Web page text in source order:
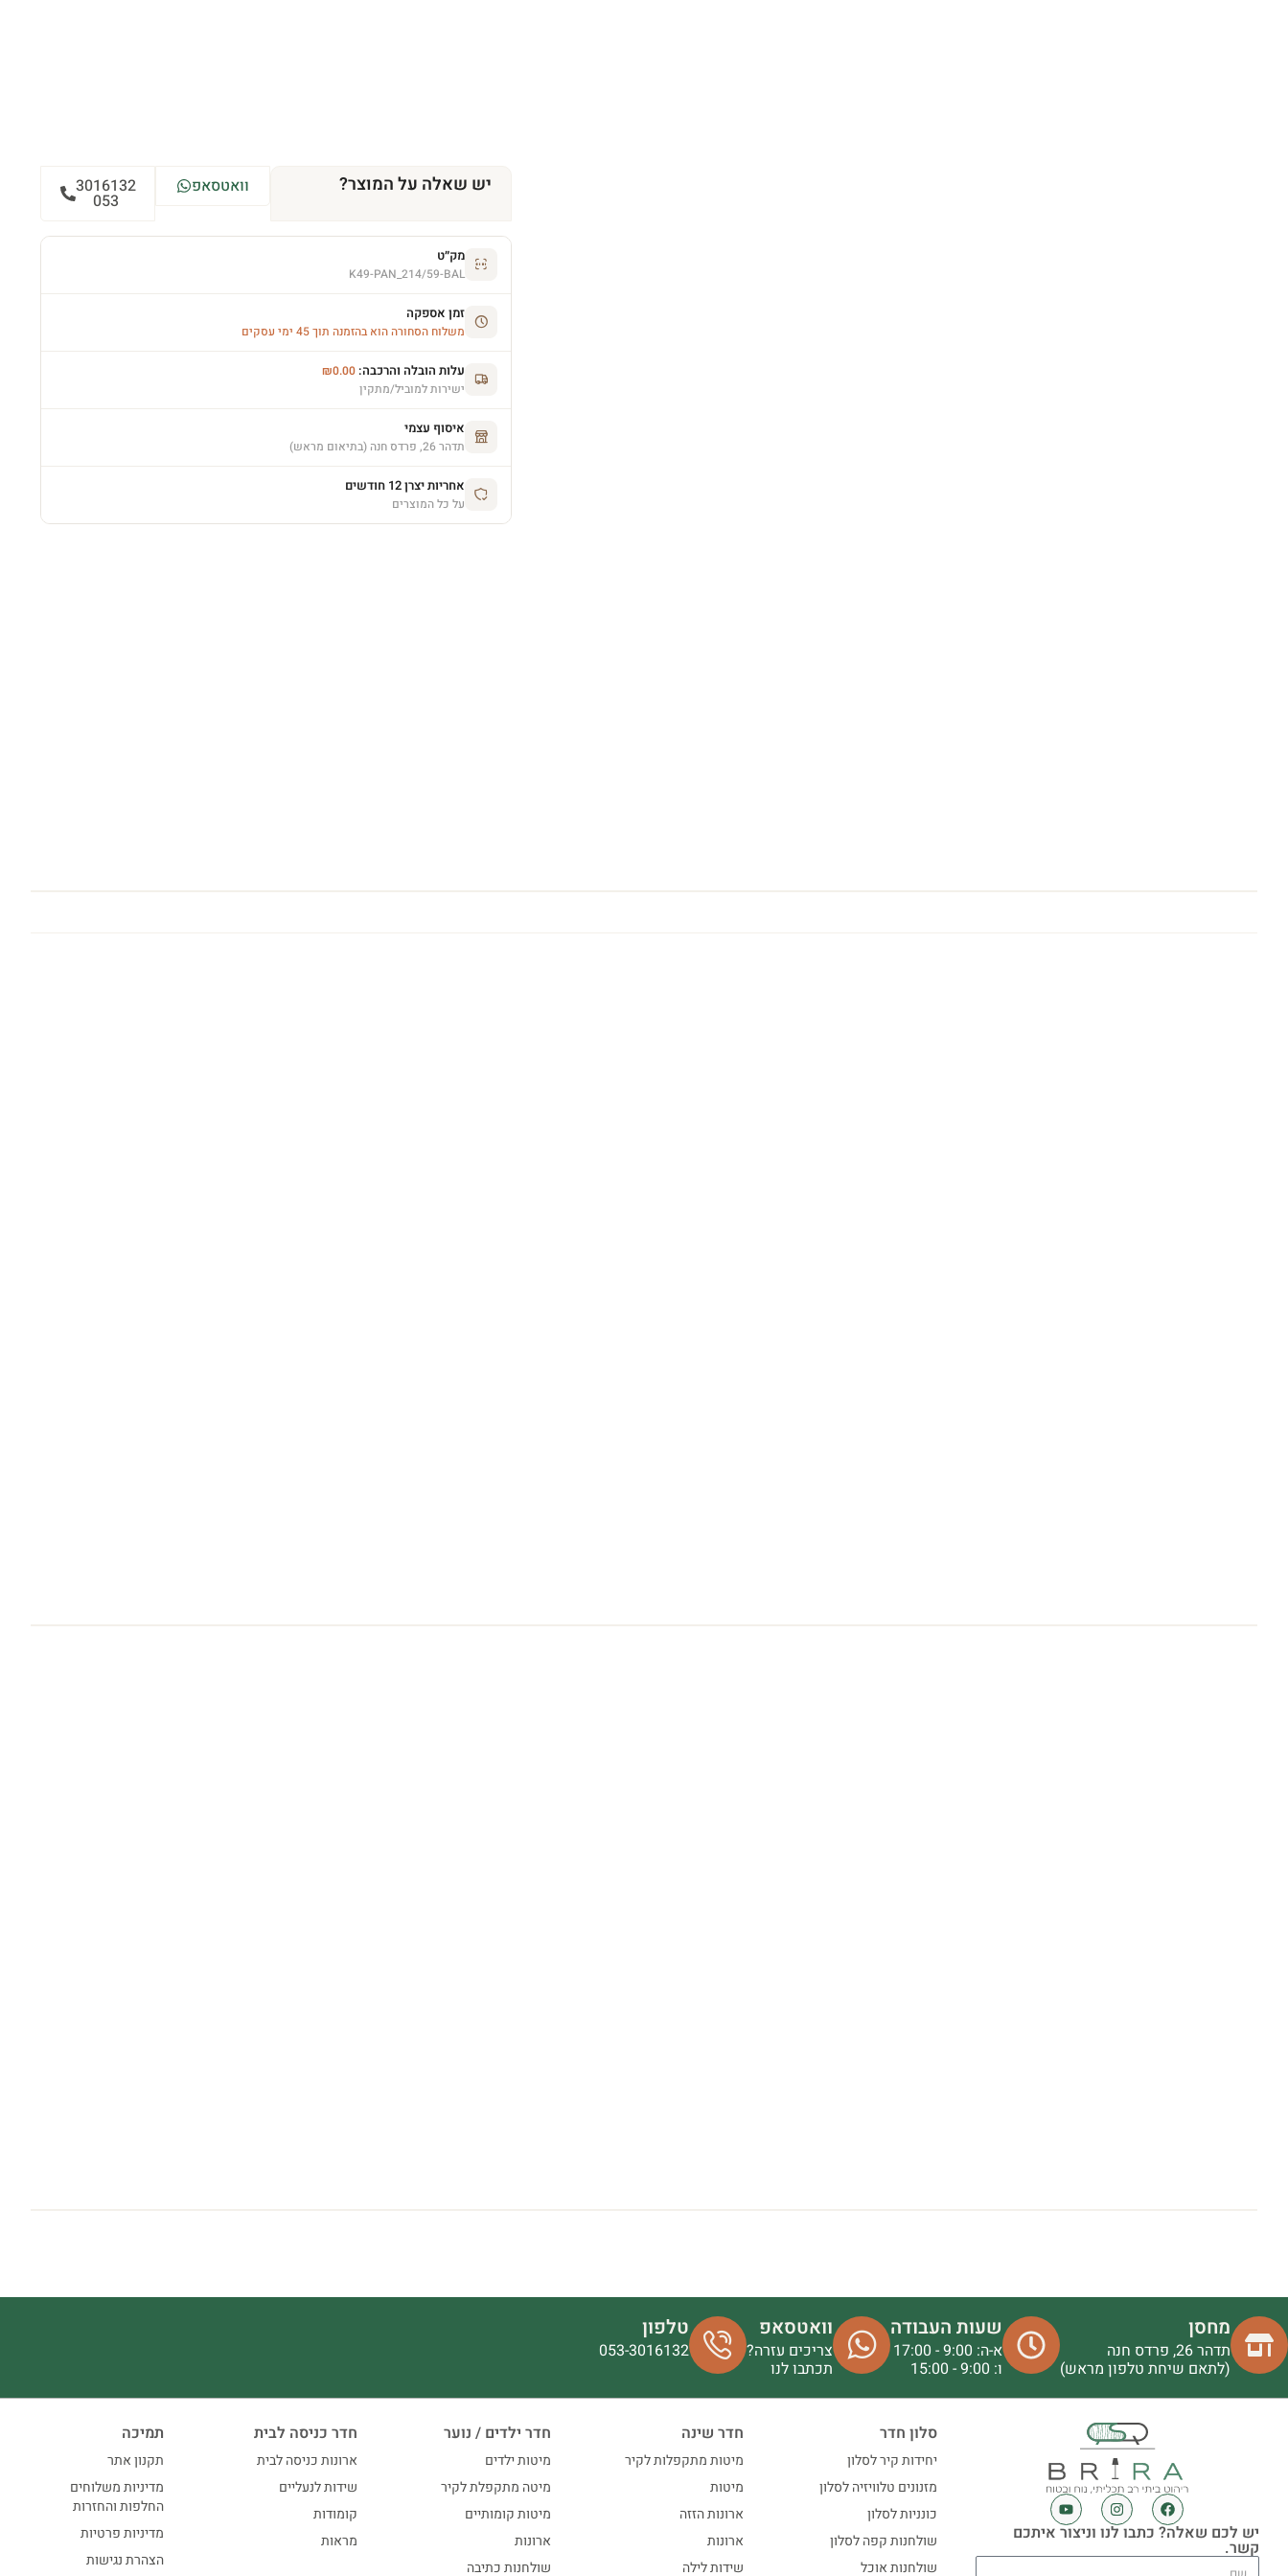
יש שאלה על המוצר? וואטסאפ 3016132
053
מק״ט
K49-PAN_214/59-BAL
זמן אספקה
משלוח הסחורה הוא בהזמנה תוך 45 ימי עסקים
עלות הובלה והרכבה: ₪0.00
ישירות למוביל/מתקין
איסוף עצמי
תדהר 26, פרדס חנה (בתיאום מראש)
אחריות יצרן 12 חודשים
על כל המוצרים
מחסן
תדהר 26, פרדס חנה
(לתאם שיחת טלפון מראש)
שעות העבודה
א-ה: 9:00 - 17:00
ו: 9:00 - 15:00
וואטסאפ
צריכים עזרה?
תכתבו לנו
טלפון
053-3016132
יש לכם שאלה? כתבו לנו וניצור איתכם
קשר.
סלון חדר
יחידות קיר לסלון
מזנונים טלוויזיה לסלון
כונניות לסלון
שולחנות קפה לסלון
שולחנות אוכל
חדר שינה
מיטות מתקפלות לקיר
מיטות
ארונות הזזה
ארונות
שידות לילה
חדר ילדים / נוער
מיטות ילדים
מיטה מתקפלת לקיר
מיטות קומותיים
ארונות
שולחנות כתיבה
חדר כניסה לבית
ארונות כניסה לבית
שידות לנעליים
קומודות
מראות
תמיכה
תקנון אתר
מדיניות משלוחים
החלפות והחזרות
מדיניות פרטיות
הצהרת נגישות